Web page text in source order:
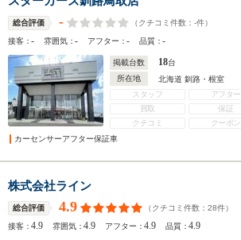
総合評価 - （クチコミ件数： -件）
接客：- 雰囲気：- アフター：- 品質：-
掲載台数 18台
所在地
北海道 釧路・根室
スタッフ
アフター
買取
保証
クチコミ
クーポン
カーセンサーアフター保証車
株式会社ライン
総合評価 4.9 （クチコミ件数： 28件）
接客：4.9 雰囲気：4.9 アフター：4.9 品質：4.9